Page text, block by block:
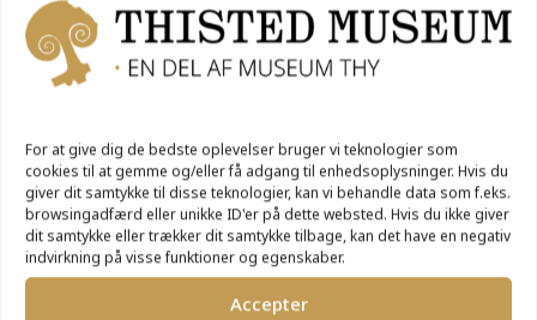
For at give dig de bedste oplevelser bruger vi teknologier som
cookies til at gemme og/eller få adgang til enhedsoplysninger. Hvis du
giver dit samtykke til disse teknologier, kan vi behandle data som f.eks.
browsingadfærd eller unikke ID'er på dette websted. Hvis du ikke giver
dit samtykke eller trækker dit samtykke tilbage, kan det have en negativ
indvirkning på visse funktioner og egenskaber.
Accepter
Mandag 3. august 11:00 - 16:00